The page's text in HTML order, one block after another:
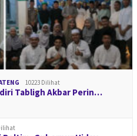
10223 Dilihat
Tabligh Akbar Perin…